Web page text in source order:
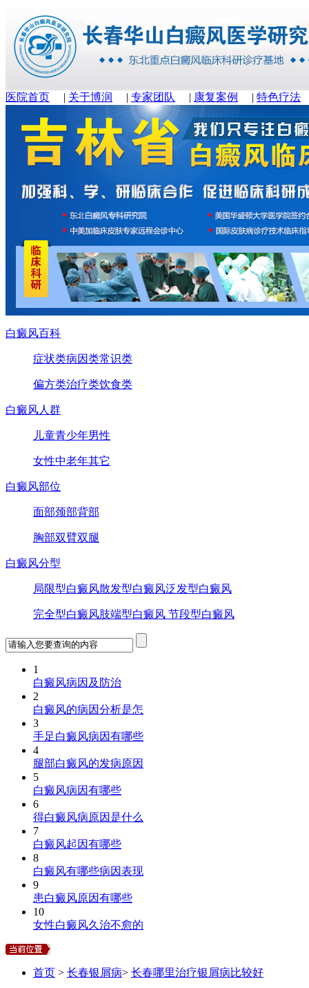
医院首页 | 关于博润 | 专家团队 | 康复案例 | 特色疗法
白癜风百科
症状类病因类常识类
偏方类治疗类饮食类
白癜风人群
儿童青少年男性
女性中老年其它
白癜风部位
面部颈部背部
胸部双臂双腿
白癜风分型
局限型白癜风散发型白癜风泛发型白癜风
完全型白癜风肢端型白癜风 节段型白癜风
1
白癜风病因及防治
2
白癜风的病因分析是怎
3
手足白癜风病因有哪些
4
腿部白癜风的发病原因
5
白癜风病因有哪些
6
得白癜风病原因是什么
7
白癜风起因有哪些
8
白癜风有哪些病因表现
9
患白癜风原因有哪些
10
女性白癜风久治不愈的
首页 > 长春银屑病> 长春哪里治疗银屑病比较好